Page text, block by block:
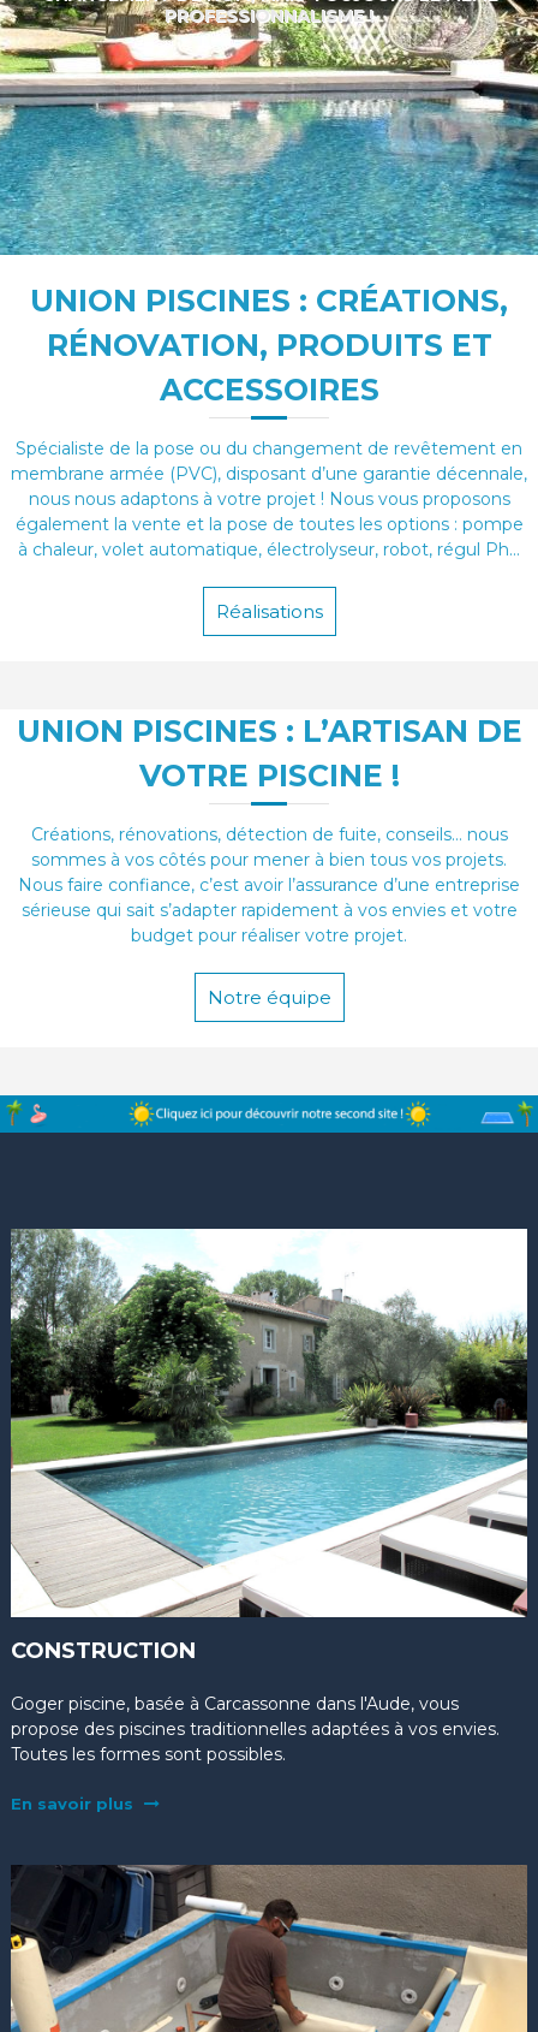
PROFESSIONNALISME !
UNION PISCINES : CRÉATIONS,
RÉNOVATION, PRODUITS ET
ACCESSOIRES
Spécialiste de la pose ou du changement de revêtement en
membrane armée (PVC), disposant d’une garantie décennale,
nous nous adaptons à votre projet ! Nous vous proposons
également la vente et la pose de toutes les options : pompe
à chaleur, volet automatique, électrolyseur, robot, régul Ph...
Réalisations
UNION PISCINES : L’ARTISAN DE
VOTRE PISCINE !
Créations, rénovations, détection de fuite, conseils… nous
sommes à vos côtés pour mener à bien tous vos projets.
Nous faire confiance, c’est avoir l’assurance d’une entreprise
sérieuse qui sait s’adapter rapidement à vos envies et votre
budget pour réaliser votre projet.
Notre équipe
CONSTRUCTION
Goger piscine, basée à Carcassonne dans l'Aude, vous
propose des piscines traditionnelles adaptées à vos envies.
Toutes les formes sont possibles.
En savoir plus